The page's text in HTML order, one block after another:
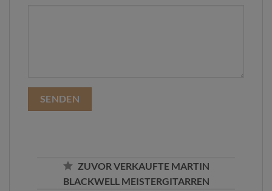
ZUVOR VERKAUFTE MARTIN
BLACKWELL MEISTERGITARREN